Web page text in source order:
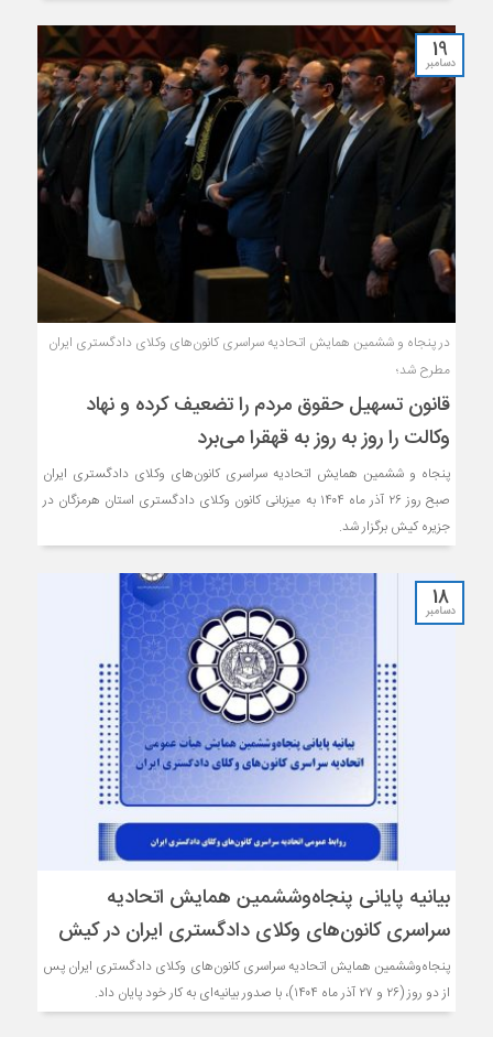
19
دسامبر
در پنجاه و ششمین همایش اتحادیه سراسری کانون‌های وکلای دادگستری ایران
مطرح شد؛
قانون تسهیل حقوق مردم را تضعیف کرده و نهاد
وکالت را روز به روز به قهقرا می‌برد
پنجاه و ششمین همایش اتحادیه سراسری کانون‌های وکلای دادگستری ایران
صبح روز ۲۶ آذر ماه ۱۴۰۴ به میزبانی کانون وکلای دادگستری استان هرمزگان در
جزیره کیش برگزار شد.
18
دسامبر
بیانیه پایانی پنجاه‌وششمین همایش اتحادیه
سراسری کانون‌های وکلای دادگستری ایران در کیش
پنجاه‌وششمین همایش اتحادیه سراسری کانون‌های وکلای دادگستری ایران پس
از دو روز (۲۶ و ۲۷ آذر ماه ۱۴۰۴)، با صدور بیانیه‌ای به کار خود پایان داد.